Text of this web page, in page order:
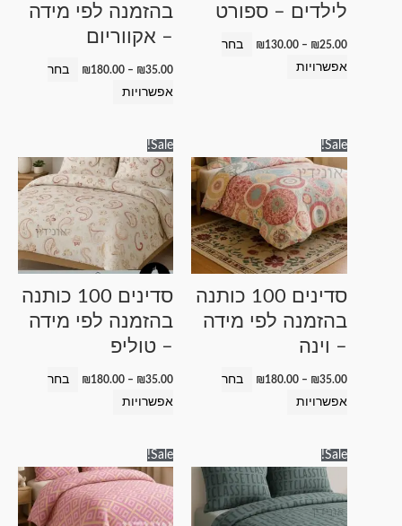
לילדים – ספורט
₪25.00
–
₪130.00
בחר
אפשרויות
האפשרויות
בהזמנה לפי מידה
– אקווריום
₪35.00
–
₪180.00
בחר
אפשרויות
האפשרויות
בעמוד
Sale!
סדינים 100 כותנה
בהזמנה לפי מידה
– וינה
₪35.00
–
₪180.00
מחירים:
⁦₪35.00⁩
עד
⁦₪180.00⁩
בחר
אפשרויות
זה
יש
מספר
סוגים.
ניתן
את
האפשרויות
Sale!
סדינים 100 כותנה
בהזמנה לפי מידה
– טוליפ
₪35.00
–
₪180.00
מחירים:
⁦₪35.00⁩
עד
⁦₪180.00⁩
בחר
אפשרויות
זה
יש
מספר
סוגים.
ניתן
את
האפשרויות
בעמוד
Sale!
מחירים:
עד
⁦₪180.00⁩
זה
יש
מספר
Sale!
מחירים:
⁦₪35.00⁩
עד
זה
יש
מספר